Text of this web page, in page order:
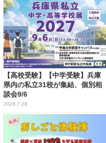
【高校受験】【中学受験】兵庫
県内の私立31校が集結、個別相
談会9/6
2026.7.28